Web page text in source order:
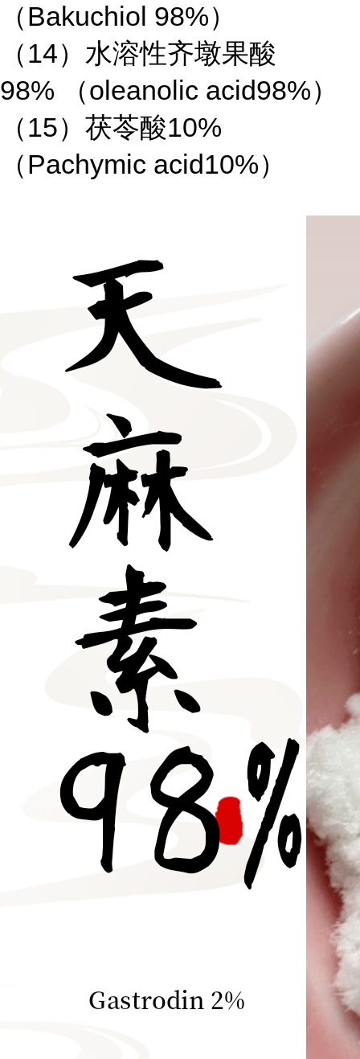
（Bakuchiol 98%）
（14）水溶性齐墩果酸
98%
（oleanolic acid98%）
（15）茯苓酸10%
（Pachymic acid10%）